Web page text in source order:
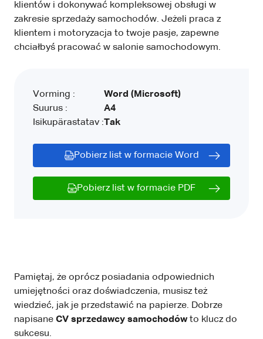
klientów i dokonywać kompleksowej obsługi w
zakresie sprzedaży samochodów. Jeżeli praca z
klientem i motoryzacja to twoje pasje, zapewne
chciałbyś pracować w salonie samochodowym.
Vorming :
Suurus :
Isikupärastatav :
Word (Microsoft)
A4
Tak
Pobierz list w formacie Word
Pobierz list w formacie PDF
Pamiętaj, że oprócz posiadania odpowiednich
umiejętności oraz doświadczenia, musisz też
wiedzieć, jak je przedstawić na papierze. Dobrze
napisane CV sprzedawcy samochodówto klucz do
sukcesu.